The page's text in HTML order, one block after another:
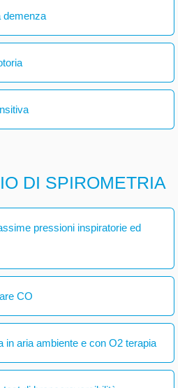
demenza
DI SPIROMETRIA
pressioni inspiratorie ed
CO
in aria ambiente e con O2 terapia